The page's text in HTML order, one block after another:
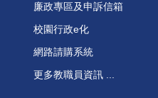
廉政專區及申訴信箱
校園行政e化
網路請購系統
更多教職員資訊 ...